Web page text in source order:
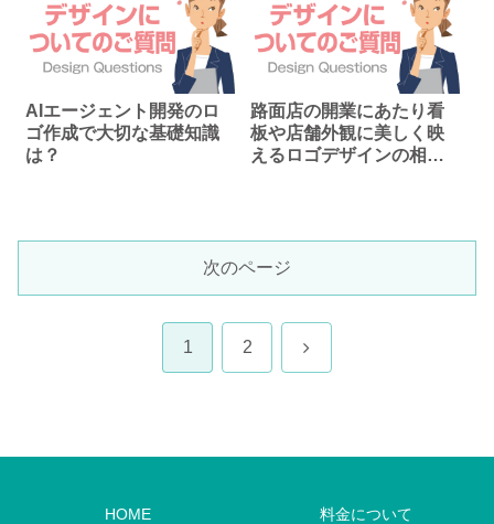
AIエージェント開発のロ
ゴ作成で大切な基礎知識
は？
路面店の開業にあたり看
板や店舗外観に美しく映
えるロゴデザインの相談
次のページ
1 2 次
HOME
料金について